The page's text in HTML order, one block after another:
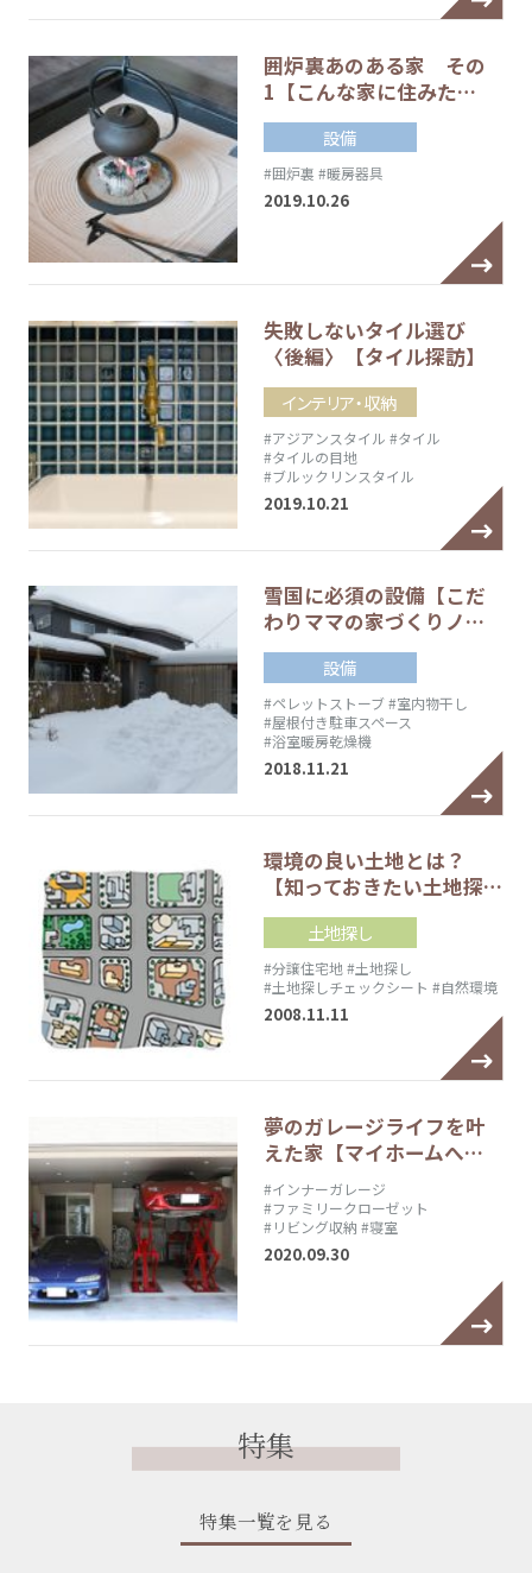
囲炉裏あのある家 その
1【こんな家に住みた…
設備
#囲炉裏 #暖房器具
2019.10.26
失敗しないタイル選び
〈後編〉【タイル探訪】
インテリア・収納
#アジアンスタイル #タイル
#タイルの目地
#ブルックリンスタイル
2019.10.21
雪国に必須の設備【こだ
わりママの家づくりノ…
設備
#ペレットストーブ#室内物干し
#屋根付き駐車スペース
#浴室暖房乾燥機
2018.11.21
環境の良い土地とは？
【知っておきたい土地探…
土地探し
#分譲住宅地#土地探し
#土地探しチェックシート #自然環境
2008.11.11
夢のガレージライフを叶
えた家【マイホームへ…
#インナーガレージ
#ファミリークローゼット
#リビング収納 #寝室
2020.09.30
特集
特集一覧を見る